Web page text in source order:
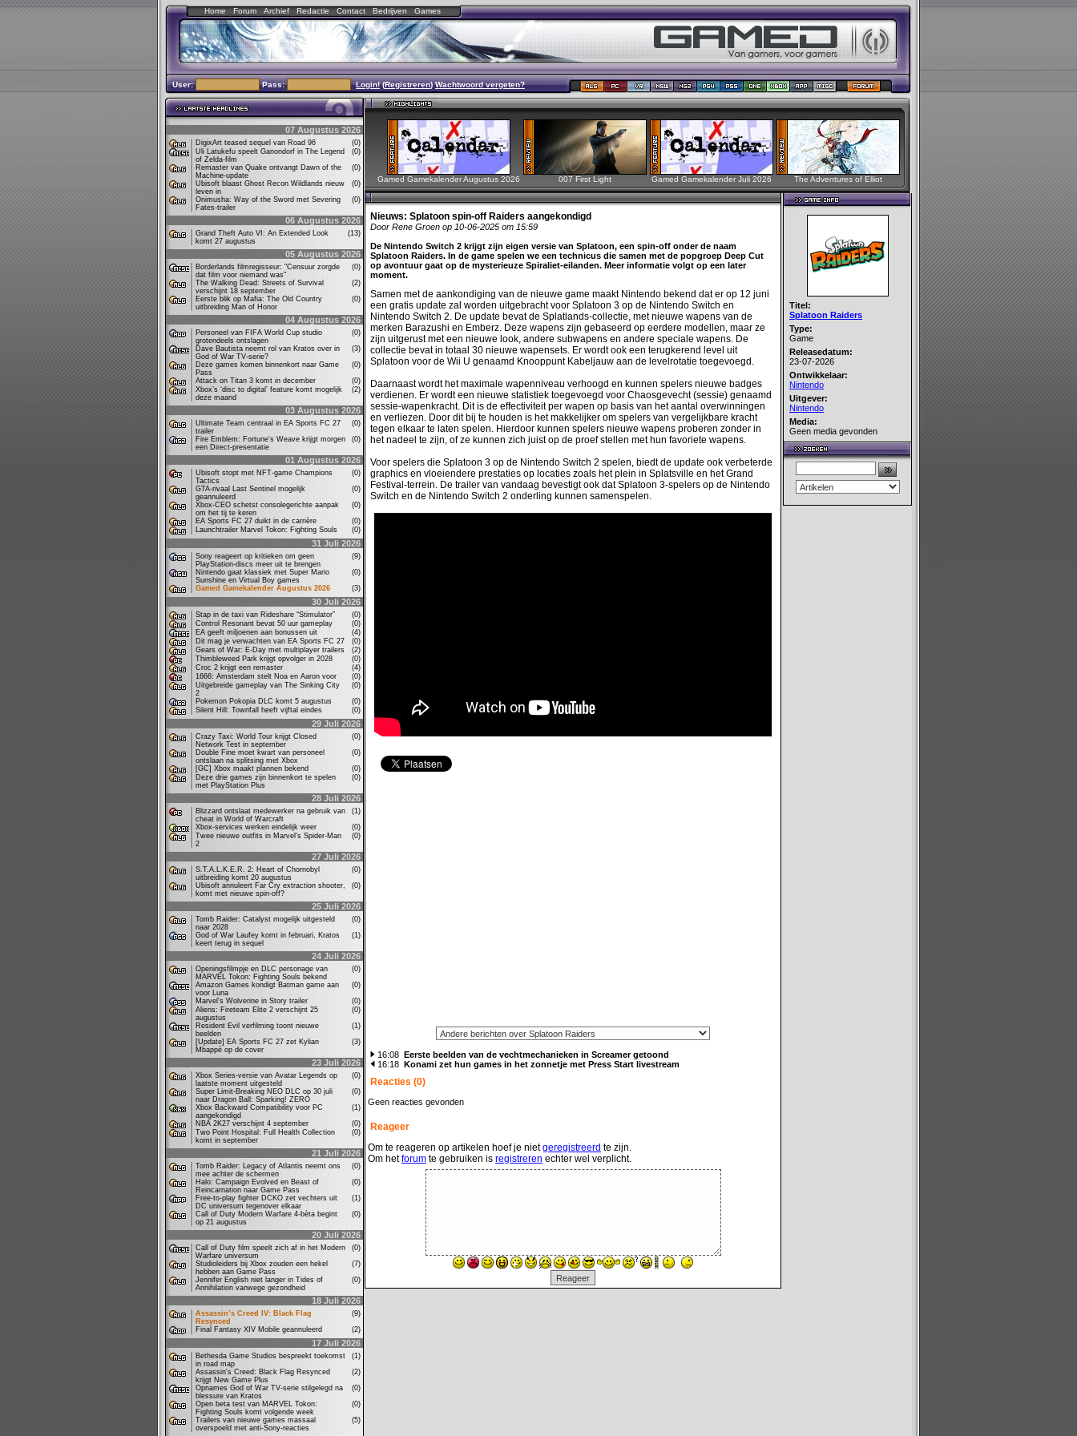
Home Forum Archief Redactie Contact Bedrijven Games
User: Pass: Login!(Registreren)Wachtwoord vergeten?
07 Augustus 2026
DigixArt teased sequel van Road 96
(0)
Uli Latukefu speelt Ganondorf in The Legend
of Zelda-film
(0)
Remaster van Quake ontvangt Dawn of the
Machine-update
(0)
Ubisoft blaast Ghost Recon Wildlands nieuw
leven in
(0)
Onimusha: Way of the Sword met Severing
Fates-trailer
(0)
06 Augustus 2026
Grand Theft Auto VI: An Extended Look
komt 27 augustus
(13)
05 Augustus 2026
Borderlands filmregisseur: "Censuur zorgde
dat film voor niemand was"
(0)
The Walking Dead: Streets of Survival
verschijnt 18 september
(2)
Eerste blik op Mafia: The Old Country
uitbreiding Man of Honor
(0)
04 Augustus 2026
Personeel van FIFA World Cup studio
grotendeels ontslagen
(0)
Dave Bautista neemt rol van Kratos over in
God of War TV-serie?
(3)
Deze games komen binnenkort naar Game
Pass
(0)
Attack on Titan 3 komt in december
(0)
Xbox’s ‘disc to digital’ feature komt mogelijk
deze maand
(2)
03 Augustus 2026
Ultimate Team centraal in EA Sports FC 27
trailer
(0)
Fire Emblem: Fortune's Weave krijgt morgen
een Direct-presentatie
(0)
01 Augustus 2026
Ubisoft stopt met NFT-game Champions
Tactics
(0)
GTA-rivaal Last Sentinel mogelijk
geannuleerd
(0)
Xbox-CEO schetst consolegerichte aanpak
om het tij te keren
(0)
EA Sports FC 27 duikt in de carrière
(0)
Launchtrailer Marvel Tokon: Fighting Souls
(0)
31 Juli 2026
Sony reageert op kritieken om geen
PlayStation-discs meer uit te brengen
(9)
Nintendo gaat klassiek met Super Mario
Sunshine en Virtual Boy games
(0)
Gamed Gamekalender Augustus 2026
(3)
30 Juli 2026
Stap in de taxi van Rideshare “Stimulator”
(0)
Control Resonant bevat 50 uur gameplay
(0)
EA geeft miljoenen aan bonussen uit
(4)
Dit mag je verwachten van EA Sports FC 27
(0)
Gears of War: E-Day met multiplayer trailers
(2)
Thimbleweed Park krijgt opvolger in 2028
(0)
Croc 2 krijgt een remaster
(4)
1666: Amsterdam stelt Noa en Aaron voor
(0)
Uitgebreide gameplay van The Sinking City
2
(0)
Pokemon Pokopia DLC komt 5 augustus
(0)
Silent Hill: Townfall heeft vijftal eindes
(0)
29 Juli 2026
Crazy Taxi: World Tour krijgt Closed
Network Test in september
(0)
Double Fine moet kwart van personeel
ontslaan na splitsing met Xbox
(0)
[GC] Xbox maakt plannen bekend
(0)
Deze drie games zijn binnenkort te spelen
met PlayStation Plus
(0)
28 Juli 2026
Blizzard ontslaat medewerker na gebruik van
cheat in World of Warcraft
(1)
Xbox-services werken eindelijk weer
(0)
Twee nieuwe outfits in Marvel's Spider-Man
2
(0)
27 Juli 2026
S.T.A.L.K.E.R. 2: Heart of Chornobyl
uitbreiding komt 20 augustus
(0)
Ubisoft annuleert Far Cry extraction shooter,
komt met nieuwe spin-off?
(0)
25 Juli 2026
Tomb Raider: Catalyst mogelijk uitgesteld
naar 2028
(0)
God of War Laufey komt in februari, Kratos
keert terug in sequel
(1)
24 Juli 2026
Openingsfilmpje en DLC personage van
MARVEL Tokon: Fighting Souls bekend
(0)
Amazon Games kondigt Batman game aan
voor Luna
(0)
Marvel's Wolverine in Story trailer
(0)
Aliens: Fireteam Elite 2 verschijnt 25
augustus
(0)
Resident Evil verfilming toont nieuwe
beelden
(1)
[Update] EA Sports FC 27 zet Kylian
Mbappé op de cover
(3)
23 Juli 2026
Xbox Series-versie van Avatar Legends op
laatste moment uitgesteld
(0)
Super Limit-Breaking NEO DLC op 30 juli
naar Dragon Ball: Sparking! ZERO
(0)
Xbox Backward Compatibility voor PC
aangekondigd
(1)
NBA 2K27 verschijnt 4 september
(0)
Two Point Hospital: Full Health Collection
komt in september
(0)
21 Juli 2026
Tomb Raider: Legacy of Atlantis neemt ons
mee achter de schermen
(0)
Halo: Campaign Evolved en Beast of
Reincarnation naar Game Pass
(0)
Free-to-play fighter DCKO zet vechters uit
DC universum tegenover elkaar
(1)
Call of Duty Modern Warfare 4-bèta begint
op 21 augustus
(0)
20 Juli 2026
Call of Duty film speelt zich af in het Modern
Warfare universum
(0)
Studioleiders bij Xbox zouden een hekel
hebben aan Game Pass
(7)
Jennifer English niet langer in Tides of
Annihilation vanwege gezondheid
(0)
18 Juli 2026
Assassin’s Creed IV: Black Flag
Resynced
(9)
Final Fantasy XIV Mobile geannuleerd
(2)
17 Juli 2026
Bethesda Game Studios bespreekt toekomst
in road map
(1)
Assassin's Creed: Black Flag Resynced
krijgt New Game Plus
(2)
Opnames God of War TV-serie stilgelegd na
blessure van Kratos
(0)
Open beta test van MARVEL Tokon:
Fighting Souls komt volgende week
(0)
Trailers van nieuwe games massaal
overspoeld met anti-Sony-reacties
(5)
Gamed Gamekalender Augustus 2026 007 First Light Gamed Gamekalender Juli 2026 The Adventures of Elliot
Nieuws: Splatoon spin-off Raiders aangekondigd
Door Rene Groen op 10-06-2025 om 15:59
De Nintendo Switch 2 krijgt zijn eigen versie van Splatoon, een spin-off onder de naam
Splatoon Raiders. In de game spelen we een technicus die samen met de popgroep Deep Cut
op avontuur gaat op de mysterieuze Spiraliet-eilanden. Meer informatie volgt op een later
moment.
Samen met de aankondiging van de nieuwe game maakt Nintendo bekend dat er op 12 juni
een gratis update zal worden uitgebracht voor Splatoon 3 op de Nintendo Switch en
Nintendo Switch 2. De update bevat de Splatlands-collectie, met nieuwe wapens van de
merken Barazushi en Emberz. Deze wapens zijn gebaseerd op eerdere modellen, maar ze
zijn uitgerust met een nieuwe look, andere subwapens en andere speciale wapens. De
collectie bevat in totaal 30 nieuwe wapensets. Er wordt ook een terugkerend level uit
Splatoon voor de Wii U genaamd Knooppunt Kabeljauw aan de levelrotatie toegevoegd.
Daarnaast wordt het maximale wapenniveau verhoogd en kunnen spelers nieuwe badges
verdienen. Er wordt een nieuwe statistiek toegevoegd voor Chaosgevecht (sessie) genaamd
sessie-wapenkracht. Dit is de effectiviteit per wapen op basis van het aantal overwinningen
en verliezen. Door dit bij te houden is het makkelijker om spelers van vergelijkbare kracht
tegen elkaar te laten spelen. Hierdoor kunnen spelers nieuwe wapens proberen zonder in
het nadeel te zijn, of ze kunnen zich juist op de proef stellen met hun favoriete wapens.
Voor spelers die Splatoon 3 op de Nintendo Switch 2 spelen, biedt de update ook verbeterde
graphics en vloeiendere prestaties op locaties zoals het plein in Splatsville en het Grand
Festival-terrein. De trailer van vandaag bevestigt ook dat Splatoon 3-spelers op de Nintendo
Switch en de Nintendo Switch 2 onderling kunnen samenspelen.
16:08 Eerste beelden van de vechtmechanieken in Screamer getoond
16:18 Konami zet hun games in het zonnetje met Press Start livestream
Reacties (0)
Geen reacties gevonden
Reageer
Om te reageren op artikelen hoef je nietgeregistreerd te zijn.
Om hetforum te gebruiken is registreren echter wel verplicht.
Titel:
Splatoon Raiders
Type:
Game
Releasedatum:
23-07-2026
Ontwikkelaar:
Nintendo
Uitgever:
Nintendo
Media:
Geen media gevonden